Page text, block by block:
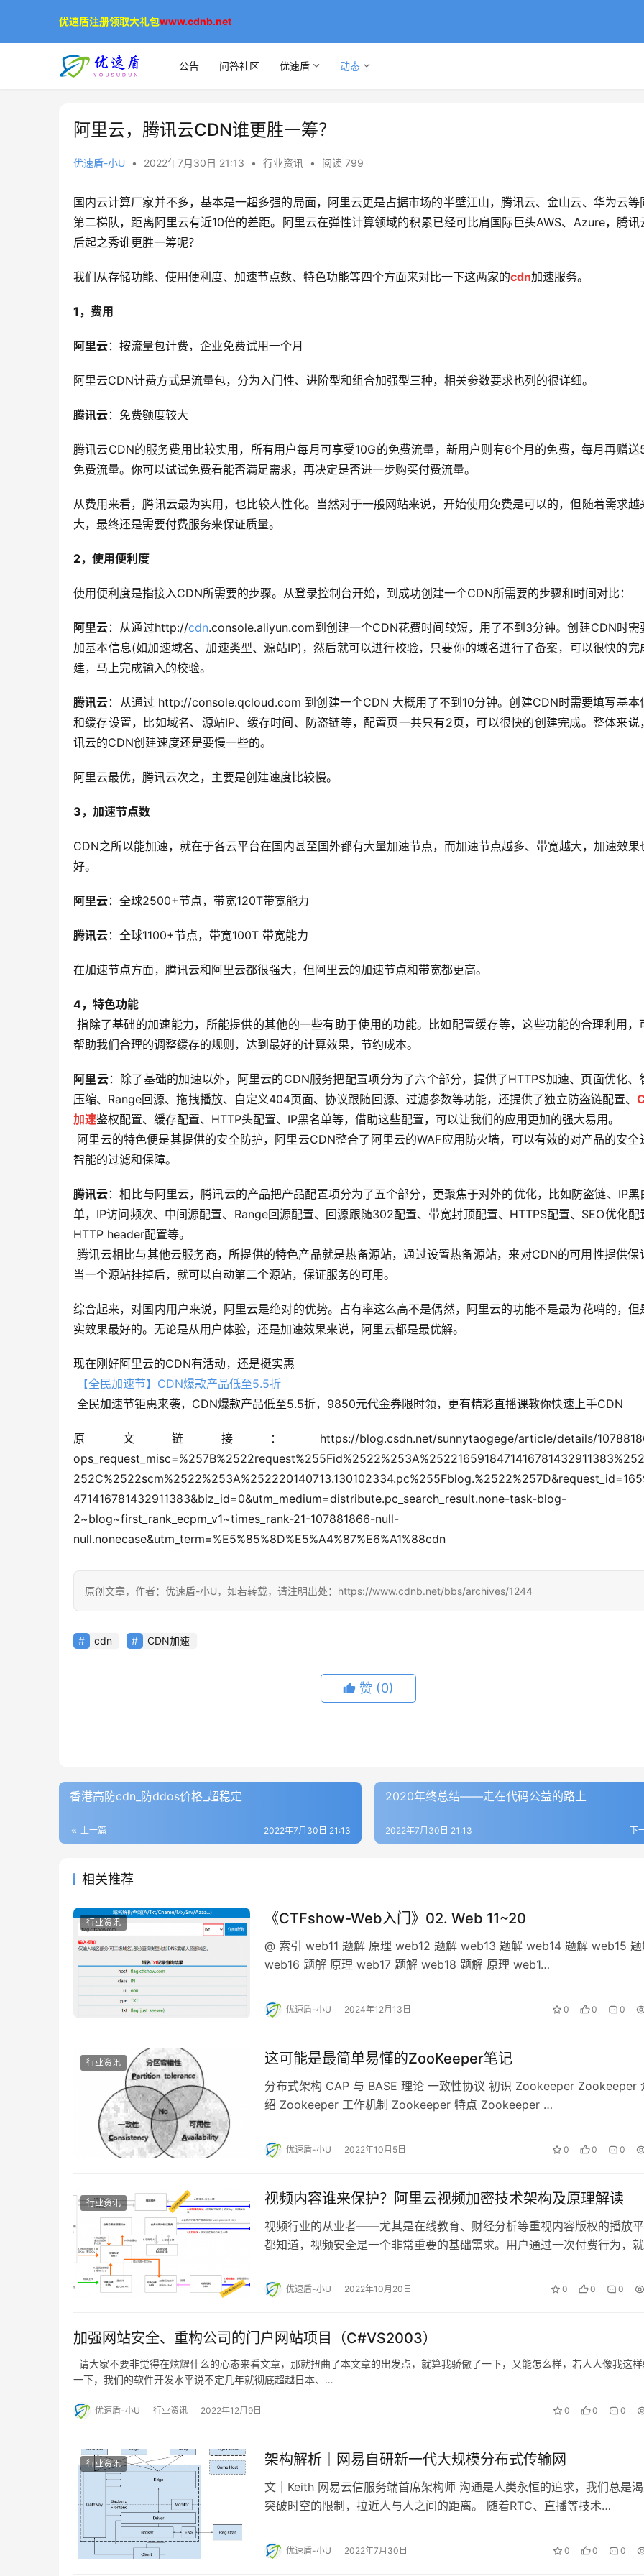
公告 问答社区 优速盾 动态
阿里云，腾讯云CDN谁更胜一筹？
优速盾-小U • 2022年7月30日 21:13 • 行业资讯 • 阅读 799
国内云计算厂家并不多，基本是一超多强的局面，阿里云更是占据市场的半壁江山，腾讯云、金山云、华为云等
第二梯队，距离阿里云有近10倍的差距。阿里云在弹性计算领域的积累已经可比肩国际巨头AWS、Azure，腾讯
后起之秀谁更胜一筹呢？
我们从存储功能、使用便利度、加速节点数、特色功能等四个方面来对比一下这两家的cdn加速服务。
1，费用
阿里云：按流量包计费，企业免费试用一个月
阿里云CDN计费方式是流量包，分为入门性、进阶型和组合加强型三种，相关参数要求也列的很详细。
腾讯云：免费额度较大
腾讯云CDN的服务费用比较实用，所有用户每月可享受10G的免费流量，新用户则有6个月的免费，每月再赠送
免费流量。你可以试试免费看能否满足需求，再决定是否进一步购买付费流量。
从费用来看，腾讯云最为实用，也比较人性化。当然对于一般网站来说，开始使用免费是可以的，但随着需求越
大，最终还是需要付费服务来保证质量。
2，使用便利度
使用便利度是指接入CDN所需要的步骤。从登录控制台开始，到成功创建一个CDN所需要的步骤和时间对比：
阿里云：从通过http://cdn.console.aliyun.com到创建一个CDN花费时间较短，用了不到3分钟。创建CDN时需
加基本信息(如加速域名、加速类型、源站IP)，然后就可以进行校验，只要你的域名进行了备案，可以很快的完
建，马上完成输入的校验。
腾讯云：从通过 http://console.qcloud.com 到创建一个CDN 大概用了不到10分钟。创建CDN时需要填写基本
和缓存设置，比如域名、源站IP、缓存时间、防盗链等，配置页一共只有2页，可以很快的创建完成。整体来说
讯云的CDN创建速度还是要慢一些的。
阿里云最优，腾讯云次之，主要是创建速度比较慢。
3，加速节点数
CDN之所以能加速，就在于各云平台在国内甚至国外都有大量加速节点，而加速节点越多、带宽越大，加速效果
好。
阿里云：全球2500+节点，带宽120T带宽能力
腾讯云：全球1100+节点，带宽100T 带宽能力
在加速节点方面，腾讯云和阿里云都很强大，但阿里云的加速节点和带宽都更高。
4，特色功能
指除了基础的加速能力，所能提供的其他的一些有助于使用的功能。比如配置缓存等，这些功能的合理利用，可以
帮助我们合理的调整缓存的规则，达到最好的计算效果，节约成本。
阿里云：除了基础的加速以外，阿里云的CDN服务把配置项分为了六个部分，提供了HTTPS加速、页面优化、
压缩、Range回源、拖拽播放、自定义404页面、协议跟随回源、过滤参数等功能，还提供了独立防盗链配置、
加速鉴权配置、缓存配置、HTTP头配置、IP黑名单等，借助这些配置，可以让我们的应用更加的强大易用。
智能的过滤和保障。
腾讯云：相比与阿里云，腾讯云的产品把产品配置项分为了五个部分，更聚焦于对外的优化，比如防盗链、IP黑
单，IP访问频次、中间源配置、Range回源配置、回源跟随302配置、带宽封顶配置、HTTPS配置、SEO优化配
HTTP header配置等。
腾讯云相比与其他云服务商，所提供的特色产品就是热备源站，通过设置热备源站，来对CDN的可用性提供保证，
当一个源站挂掉后，就可以自动第二个源站，保证服务的可用。
综合起来，对国内用户来说，阿里云是绝对的优势。占有率这么高不是偶然，阿里云的功能不是最为花哨的，但
实效果最好的。无论是从用户体验，还是加速效果来说，阿里云都是最优解。
现在刚好阿里云的CDN有活动，还是挺实惠
【全民加速节】CDN爆款产品低至5.5折
全民加速节钜惠来袭，CDN爆款产品低至5.5折，9850元代金券限时领，更有精彩直播课教你快速上手CDN
原文链接：https://blog.csdn.net/sunnytaogege/article/details/
471416781432911383&biz_id=0&utm_medium=distribute.pc_search_result.none-task-blog-
2~blog~first_rank_ecpm_v1~times_rank-21-107881866-null-
null.nonecase&utm_term=%E5%85%8D%E5%A4%87%E6%A1%88cdn
原创文章，作者：优速盾-小U，如若转载，请注明出处：https://www.cdnb.net/bbs/archives/1244
cdn CDN加速
赞 (0)
香港高防cdn_防ddos价格_超稳定
上一篇 2022年7月30日 21:13
2020年终总结——走在代码公益的路上
下
2022年7月30日 21:13
相关推荐
行业资讯 《CTFshow-Web入门》02. Web 11~20
@ 索引 web11 题解 原理 web12 题解 web13 题解 web14 题解 web15
web16 题解 原理 web17 题解 web18 题解 原理 web1…
优速盾-小U 2024年12月13日 0 0 0
行业资讯 这可能是最简单易懂的ZooKeeper笔记
分布式架构 CAP 与 BASE 理论 一致性协议 初识 Zookeeper Zookeeper
绍 Zookeeper 工作机制 Zookeeper 特点 Zookeeper …
优速盾-小U 2022年10月5日 0 0 0
行业资讯 视频内容谁来保护？阿里云视频加密技术架构及原理解读
视频行业的从业者——尤其是在线教育、财经分析等重视内容版权的播放
都知道，视频安全是一个非常重要的基础需求。用户通过一次付费行为，
优速盾-小U 2022年10月20日 0 0 0
加强网站安全、重构公司的门户网站项目（C#VS2003）
请大家不要非觉得在炫耀什么的心态来看文章，那就扭曲了本文章的出发点，就算我骄傲了一下，又能怎么样，若人人像我这
一下，我们的软件开发水平说不定几年就彻底超越日本、…
优速盾-小U 行业资讯 2022年12月9日 0 0 0
行业资讯 架构解析｜网易自研新一代大规模分布式传输网
文｜Keith 网易云信服务端首席架构师 沟通是人类永恒的追求，我们总是
突破时空的限制，拉近人与人之间的距离。 随着RTC、直播等技术…
优速盾-小U 2022年7月30日 0 0 0
优速盾注册领取大礼包www.cdnb.net